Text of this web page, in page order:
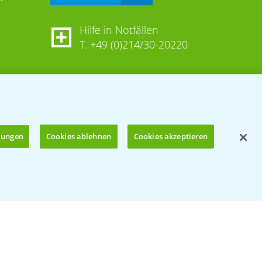
Hilfe in Notfällen
T. +49 (0)214/30-20220
Cookies ablehnen Cookies akzeptieren